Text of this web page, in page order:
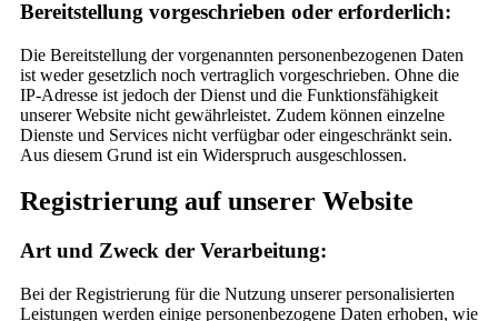
Bereitstellung vorgeschrieben oder erforderlich:
Die Bereitstellung der vorgenannten personenbezogenen Daten
ist weder gesetzlich noch vertraglich vorgeschrieben. Ohne die
IP-Adresse ist jedoch der Dienst und die Funktionsfähigkeit
unserer Website nicht gewährleistet. Zudem können einzelne
Dienste und Services nicht verfügbar oder eingeschränkt sein.
Aus diesem Grund ist ein Widerspruch ausgeschlossen.
Registrierung auf unserer Website
Art und Zweck der Verarbeitung:
Bei der Registrierung für die Nutzung unserer personalisierten
Leistungen werden einige personenbezogene Daten erhoben, wie